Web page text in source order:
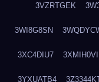
3VZRTGEK
3WI8G8SN
3XC4DIU7 3XMIH0VI
3YXUATB4